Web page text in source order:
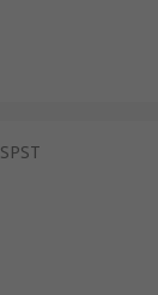
SPST